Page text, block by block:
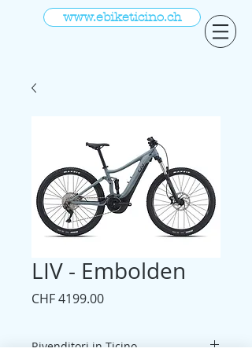
www.ebiketicino.ch
LIV - Embolden
CHF 4199.00Prezzo
Rivenditori in Ticino